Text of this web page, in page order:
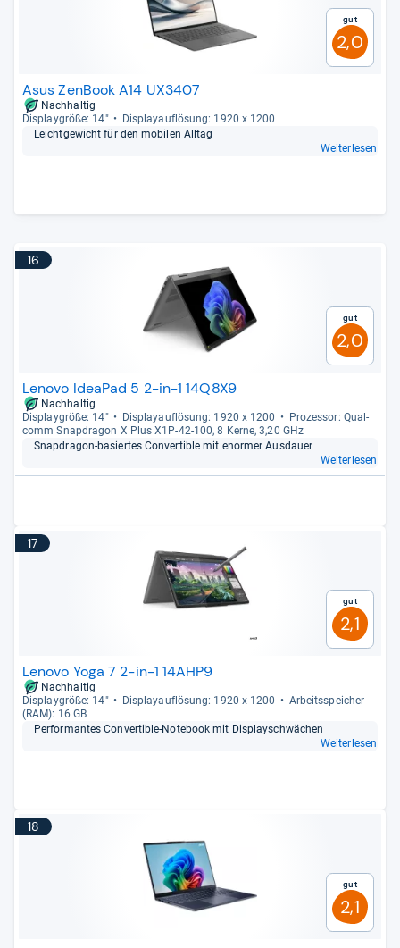
Gut
2,0
Asus ZenBook A14 UX3407
Nachhaltig
Dis­play­größe: 14"
Dis­pla­yauf­lö­sung: 1920 x 1200
Leicht­ge­wicht für den mobi­len All­tag
Weiterlesen
16
Gut
2,0
Lenovo IdeaPad 5 2-in-1 14Q8X9
Nachhaltig
Dis­play­größe: 14"
Dis­pla­yauf­lö­sung: 1920 x 1200
Pro­zes­sor: Qual­
comm Snap­dra­gon X Plus X1P-​42-​100, 8 Kerne, 3,20 GHz
Snap­dra­gon-​basier­tes Con­ver­ti­ble mit enor­mer Aus­dauer
Weiterlesen
17
Gut
2,1
Lenovo Yoga 7 2-in-1 14AHP9
Nachhaltig
Dis­play­größe: 14"
Dis­pla­yauf­lö­sung: 1920 x 1200
Arbeitsspei­cher
(RAM): 16 GB
Per­for­man­tes Con­ver­ti­ble-​Note­book mit Dis­playschwä­chen
Weiterlesen
18
Gut
2,1